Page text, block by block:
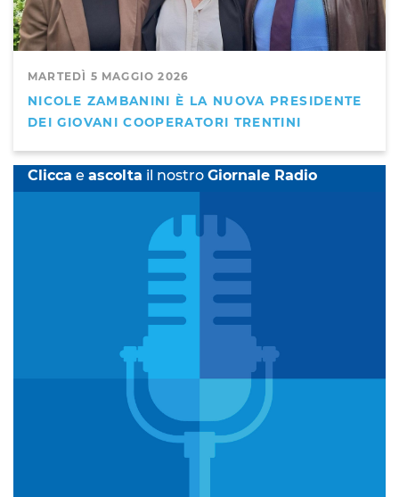
MARTEDÌ 5 MAGGIO 2026
NICOLE ZAMBANINI È LA NUOVA PRESIDENTE
DEI GIOVANI COOPERATORI TRENTINI
Clicca e ascolta il nostro Giornale Radio